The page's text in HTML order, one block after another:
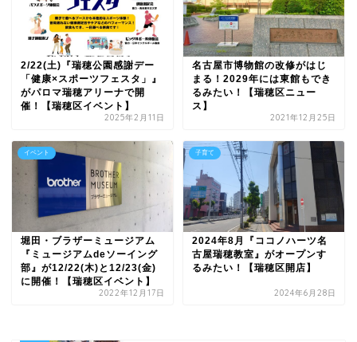
2/22(土)『瑞穂公園感謝デー
「健康×スポーツフェスタ」』
がパロマ瑞穂アリーナで開
催！【瑞穂区イベント】
2025年2月11日
名古屋市博物館の改修がはじ
まる！2029年には東館もでき
るみたい！【瑞穂区ニュー
ス】
2021年12月25日
イベント
堀田・ブラザーミュージアム
『ミュージアムdeソーイング
部』が12/22(木)と12/23(金)
に開催！【瑞穂区イベント】
2022年12月17日
子育て
2024年8月『ココノハーツ名
古屋瑞穂教室』がオープンす
るみたい！【瑞穂区開店】
2024年6月28日